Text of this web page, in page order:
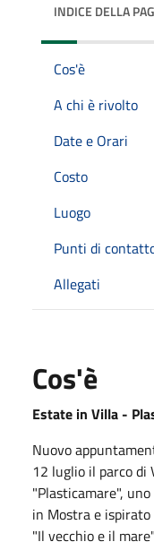
INDICE DELLA
Cos'è
A chi è rivolto
Date e Orari
Costo
Luogo
Punti di
Allegati
Cos'è
Estate in Villa -
Nuovo
12 luglio il parco di
"Plasticamare",
in Mostra e
"Il vecchio e il